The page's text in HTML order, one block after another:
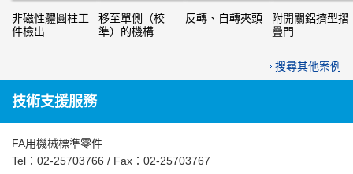
非磁性體圓柱工
件檢出
移至單側（校
準）的機構
反轉、自轉夾頭
附開關鋁擠型摺
疊門
搜尋其他案例
技術支援服務
FA用機械標準零件
Tel： 02-25703766 / Fax：02-25703767